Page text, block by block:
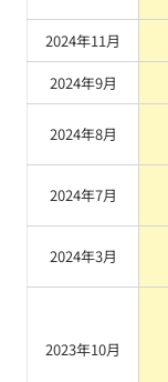
2024年11月
2024年9月
2024年8月
2024年7月
2024年3月
2023年10月